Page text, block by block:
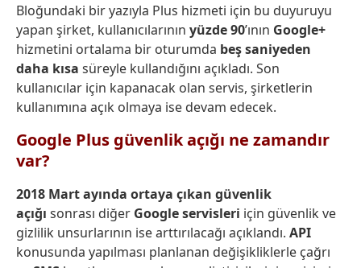
Bloğundaki bir yazıyla Plus hizmeti için bu duyuruyu
yapan şirket, kullanıcılarının yüzde 90’ının Google+
hizmetini ortalama bir oturumda beş saniyeden
daha kısa süreyle kullandığını açıkladı. Son
kullanıcılar için kapanacak olan servis, şirketlerin
kullanımına açık olmaya ise devam edecek.
Google Plus güvenlik açığı ne zamandır
var?
2018 Mart ayında ortaya çıkan güvenlik
açığı sonrası diğer Google servisleri için güvenlik ve
gizlilik unsurlarının ise arttırılacağı açıklandı. API
konusunda yapılması planlanan değişikliklerle çağrı